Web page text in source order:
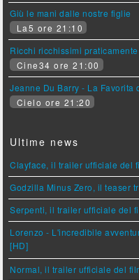
Giù le mani dalle nostre figlie
La5 ore 21:10
Ricchi ricchissimi
Cine34 ore 21:00
Jeanne Du Barry - La Favorita
Cielo ore 21:20
Ultime news
Clayface, il trailer ufficiale del
Godzilla Minus Zero, il teaser
Serpenti, il trailer ufficiale del
Lorenzo - L'incredibile
[HD]
Normal, il trailer ufficiale del